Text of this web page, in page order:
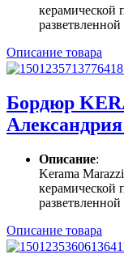
керамической
Описание товара
Бордюр
Описание:
Kerama
керамической
Описание товара